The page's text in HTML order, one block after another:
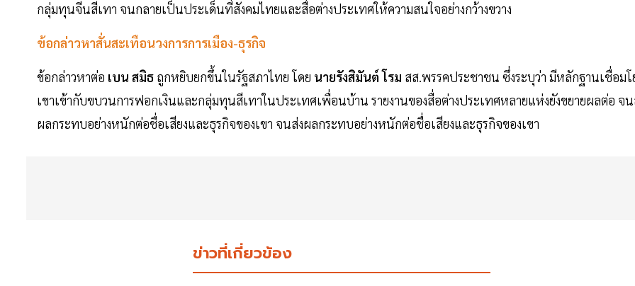
กลุ่มทุนจีนสีเทา จนกลายเป็นประเด็นที่สังคมไทยและสื่อต่างประเทศให้ความสนใจอย่างกว้างขวาง
ข้อกล่าวหาสั่นสะเทือนวงการการเมือง-ธุรกิจ
ข้อกล่าวหาต่อ เบน สมิธ ถูกหยิบยกขึ้นในรัฐสภาไทย โดย นายรังสิมันต์ โรม สส.พรรคประชาชน ซึ่งระบุว่า มีหลักฐานเชื่อมโ
เขาเข้ากับขบวนการฟอกเงินและกลุ่มทุนสีเทาในประเทศเพื่อนบ้าน รายงานของสื่อต่างประเทศหลายแห่งยังขยายผลต่อ จ
ผลกระทบอย่างหนักต่อชื่อเสียงและธุรกิจของเขา จนส่งผลกระทบอย่างหนักต่อชื่อเสียงและธุรกิจของเขา
ข่าวที่เกี่ยวข้อง